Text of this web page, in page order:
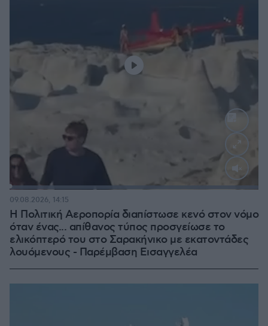
:
Η Πολιτική Αεροπορία διαπίστωσε κενό στον νόμο
όταν ένας... απίθανος τύπος προσγείωσε το
ελικόπτερό του στο Σαρακήνικο με εκατοντάδες
λουόμενους - Παρέμβαση Εισαγγελέα
09.08.2026, 14:15